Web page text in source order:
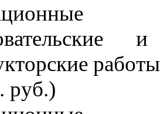
руб.)